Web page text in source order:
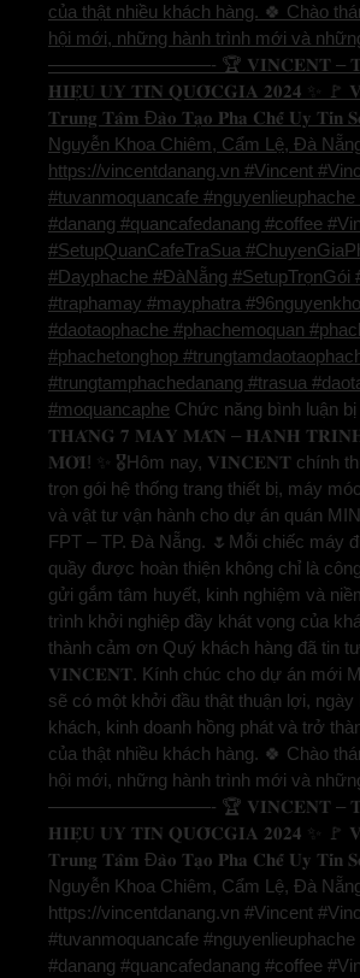
của thật nhiều khách hàng. 🍀 Chào
hội mới, những hành trình mới và
—————————- 🏆 𝐕𝐈𝐍𝐂𝐄𝐍𝐓 –
𝐇𝐈𝐄̣̂𝐔 𝐔𝐘 𝐓𝐈́𝐍 𝐐𝐔𝐎̂́𝐂𝐆𝐈𝐀 𝟐𝟎𝟐𝟒 ✨
𝐓𝐫𝐮𝐧𝐠 𝐓𝐚̂𝐦 Đ𝐚̀𝐨 𝐓𝐚̣𝐨 𝐏𝐡𝐚 𝐂𝐡𝐞̂́ 𝐔𝐲 𝐓𝐢́𝐧
Nguyễn Khoa Chiêm, Cẩm Lệ, Đà
https://vincentdanang.vn #Vincent
#tuvanmoquancafe
#danang #quancafedanang #coffee
#SetupQuanCafeTraSua
#Dayphache #ĐàNẵng #SetupTrọnGói
#traphamay #mayphatra
#daotaophache #phachemoquan
#phachetonghop
#trungtamphachedanang #trasua
#moquancaphe Chức năng bình luận bị
𝐓𝐇𝐀́𝐍𝐆 𝟕 𝐌𝐀𝐘 𝐌𝐀̆́𝐍 – 𝐇𝐀̀𝐍𝐇
𝐌𝐎̛́𝐈! ✨ 🎖️Hôm nay, 𝐕𝐈𝐍𝐂𝐄𝐍𝐓 chính
trọn gói hệ thống trang thiết bị, máy
và vật tư vận hành cho dự án quán
FPT – TP. Đà Nẵng. 🌷Mỗi chiếc máy
quầy được hoàn thiện không chỉ là
gửi gắm tâm huyết, kinh nghiệm và
trình khởi nghiệp đầy khát vọng của
thành cảm ơn Quý khách hàng đã tin
𝐕𝐈𝐍𝐂𝐄𝐍𝐓. Kính chúc cho dự án mới
sẽ có một khởi đầu thật thuận lợi,
khách, kinh doanh hồng phát và trở
của thật nhiều khách hàng. 🍀 Chào
hội mới, những hành trình mới và
—————————- 🏆 𝐕𝐈𝐍𝐂𝐄𝐍𝐓 –
𝐇𝐈𝐄̣̂𝐔 𝐔𝐘 𝐓𝐈́𝐍 𝐐𝐔𝐎̂́𝐂𝐆𝐈𝐀 𝟐𝟎𝟐𝟒 ✨
𝐓𝐫𝐮𝐧𝐠 𝐓𝐚̂𝐦 Đ𝐚̀𝐨 𝐓𝐚̣𝐨 𝐏𝐡𝐚 𝐂𝐡𝐞̂́ 𝐔𝐲 𝐓𝐢́𝐧
Nguyễn Khoa Chiêm, Cẩm Lệ, Đà
https://vincentdanang.vn #Vincent
#tuvanmoquancafe
#danang #quancafedanang #coffee